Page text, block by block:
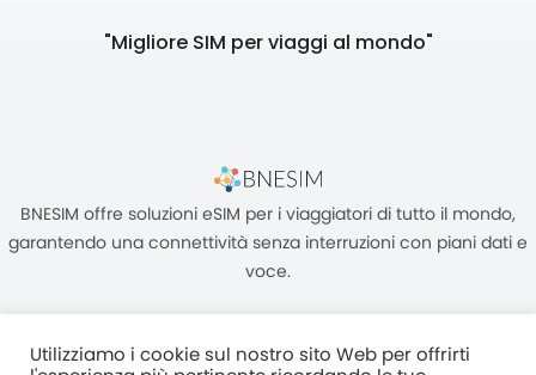
"Migliore SIM per viaggi al mondo"
BNESIM offre soluzioni eSIM per i viaggiatori di tutto il mondo,
garantendo una connettività senza interruzioni con piani dati e
voce.
Utilizziamo i cookie sul nostro sito Web per offrirti